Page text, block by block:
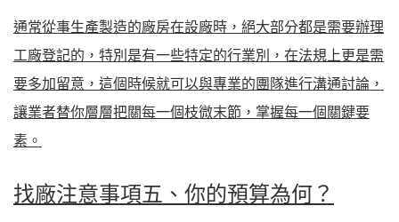
通常從事生產製造的廠房在設廠時，絕大部分都是需要辦理
工廠登記的，特別是有一些特定的行業別，在法規上更是需
要多加留意，這個時候就可以與專業的團隊進行溝通討論，
讓業者替你層層把關每一個枝微末節，掌握每一個關鍵要
素。
找廠注意事項五、你的預算為何？